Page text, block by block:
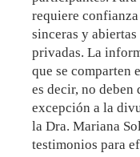
requiere
sinceras y
privadas. La
que se comparten
es decir, no
excepción a la
la Dra. Mariana
testimonios para